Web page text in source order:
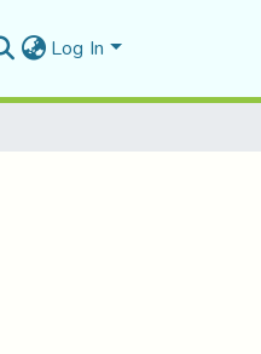
Log In